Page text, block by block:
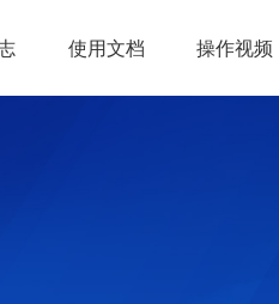
使用文档 操作视频